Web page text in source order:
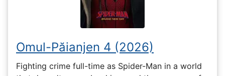
Omul-Păianjen 4 (2026)
Fighting crime full-time as Spider-Man in a world